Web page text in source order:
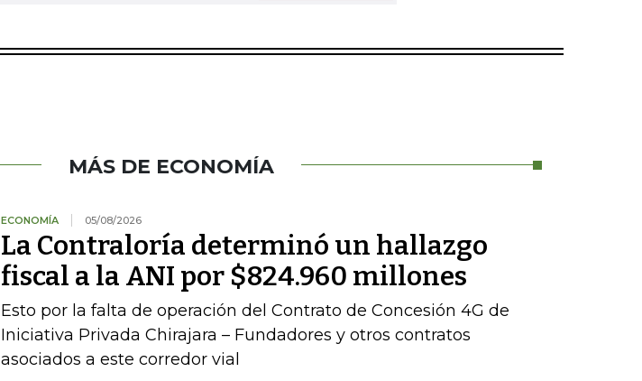
MÁS DE ECONOMÍA
ECONOMÍA 05/08/2026
La Contraloría determinó un hallazgo
fiscal a la ANI por $824.960 millones
Esto por la falta de operación del Contrato de Concesión 4G de
Iniciativa Privada Chirajara – Fundadores y otros contratos
asociados a este corredor vial